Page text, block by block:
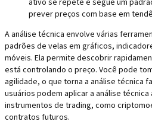
ativo se repete e segue um
prever preços com base em
A análise técnica envolve várias
padrões de velas em gráficos,
móveis. Ela permite descobrir
está controlando o preço. Você pode
agilidade, o que torna a análise técnica
usuários podem aplicar a análise
instrumentos de trading, como
contratos futuros.